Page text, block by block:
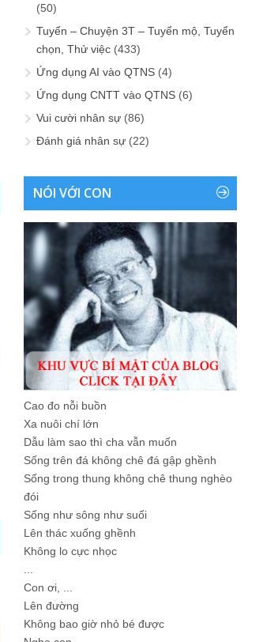
(50)
Tuyển – Chuyện 3T – Tuyển mộ, Tuyển
chọn, Thử việc (433)
Ứng dụng AI vào QTNS (4)
Ứng dụng CNTT vào QTNS (6)
Vui cười nhân sự (86)
Đánh giá nhân sự (22)
NÓI VỚI CON
Cao đo nỗi buồn
Xa nuôi chí lớn
Dẫu làm sao thì cha vẫn muốn
Sống trên đá không chê đá gập ghềnh
Sống trong thung không chê thung nghèo
đói
Sống như sông như suối
Lên thác xuống ghềnh
Không lo cực nhọc
Con ơi, ...
Lên đường
Không bao giờ nhỏ bé được